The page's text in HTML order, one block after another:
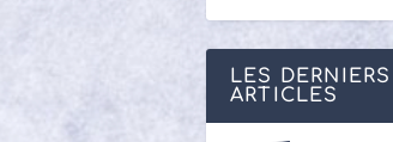
LES DERNIERS
ARTICLES